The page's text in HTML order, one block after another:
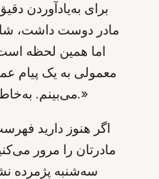
برای به‌یادآوردن
مادر دوست داشت،
اما همین لحظه
معمولی به یک پیام
می‌بینم. به‌خاطر می‌آورم. سپاسگزارم.»
اگر هنوز دارید
مادرتان را مرور
سه‌شنبه پژمرده